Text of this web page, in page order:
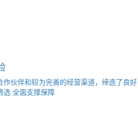
作伙伴和较为完善的经营渠道，缔造了良好
选 全面支撑保障